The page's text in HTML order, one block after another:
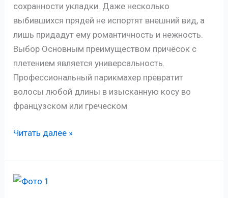
сохранности укладки. Даже несколько
выбившихся прядей не испортят внешний вид, а
лишь придадут ему романтичность и нежность.
Выбор Основным преимуществом причёсок с
плетением является универсальность.
Профессиональный парикмахер превратит
волосы любой длины в изысканную косу во
французском или греческом
Девичья
выбираем
свадебные
Читать далее »